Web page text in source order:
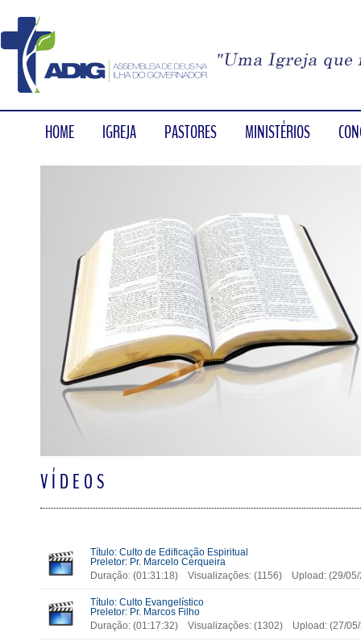
HOME IGREJA PASTORES MINISTÉRIOS
VÍDEOS
Título: Culto de Edificação Espiritual
Preletor: Pr. Marcelo Cerqueira
Duração: (01:31:18) Visualizações: (1156) Upload: (29/
Título: Culto Evangelístico
Preletor: Pr. Marcos Filho
Duração: (01:17:32) Visualizações: (1302) Upload: (27/